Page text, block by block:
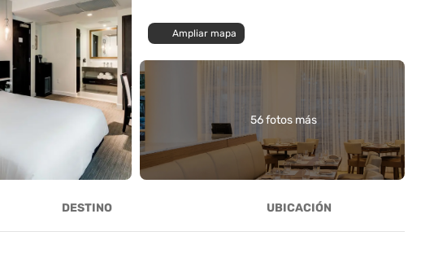
Ampliar mapa
56 fotos más
DESTINO UBICACIÓN